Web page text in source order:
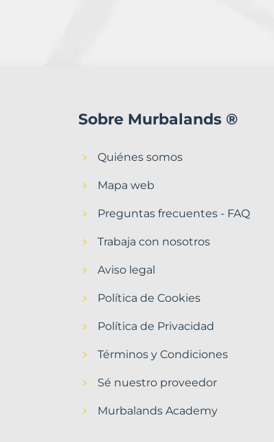
Ribadesella
Sobre Murbalands ®
Quiénes somos
Mapa web
Preguntas frecuentes - FAQ
Trabaja con nosotros
Aviso legal
Política de Cookies
Política de Privacidad
Términos y Condiciones
Sé nuestro proveedor
Murbalands Academy